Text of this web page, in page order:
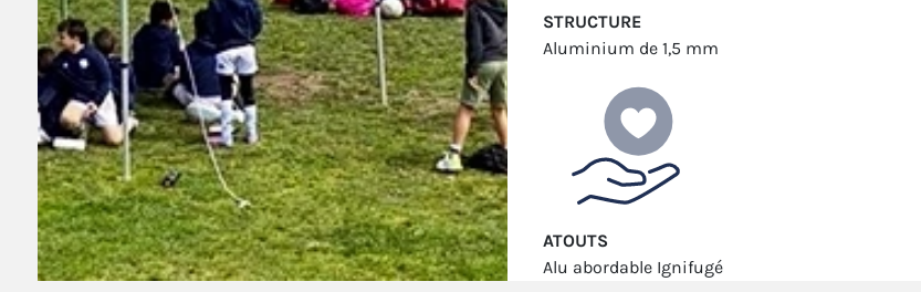
STRUCTURE
Aluminium de 1,5 mm
ATOUTS
Alu abordable Ignifugé